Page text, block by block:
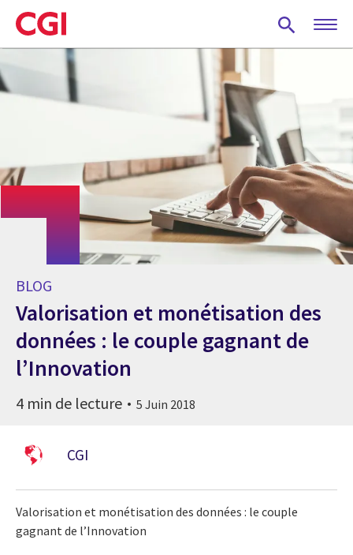
Skip
to
main
BLOG
Valorisation et monétisation des
données : le couple gagnant de
l’Innovation
4 min de lecture 5 Juin 2018
CGI
Valorisation et monétisation des données : le couple
gagnant de l’Innovation